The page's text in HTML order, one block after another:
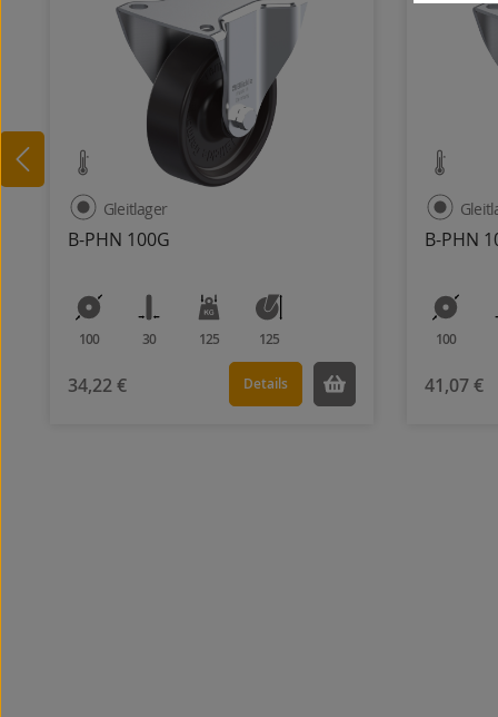
B-PHN 100G
Gleitlager
100 30 125 125
34,22 € Details
B-PHN
100
41,07 €